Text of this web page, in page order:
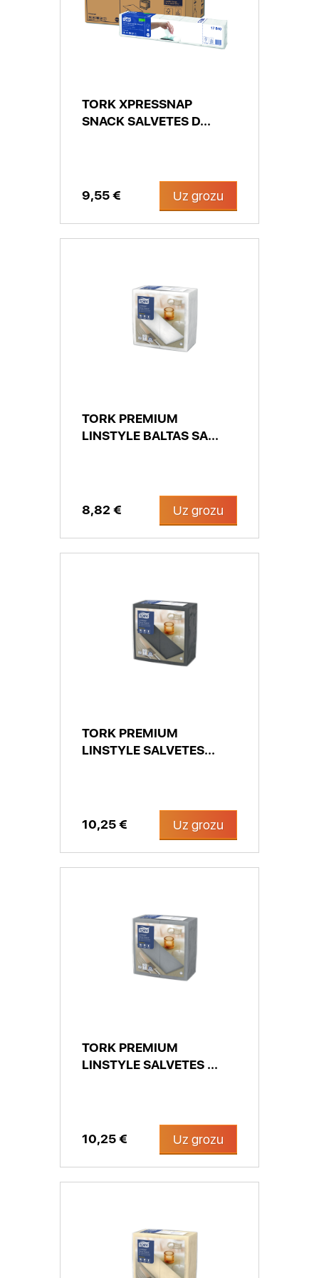
TORK XPRESSNAP
SNACK SALVETES D...
9,55 € Uz grozu
TORK PREMIUM
LINSTYLE BALTAS SA...
8,82 € Uz grozu
TORK PREMIUM
LINSTYLE SALVETES...
10,25 € Uz grozu
TORK PREMIUM
LINSTYLE SALVETES ...
10,25 € Uz grozu